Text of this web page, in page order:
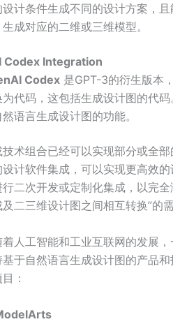
设计条件生成不同的设计方案，
成对应的二维或三维模型。
Codex Integration
Codex是GPT-3的衍生版本
为代码，这包括生成设计图的代
语言生成设计图的功能。
术组合已经可以实现部分或全
计软件集成，可以实现更高效
二次开发或定制化集成，以完
二三维设计图之间相互转换”的需
人工智能和工业互联网的发展
于自然语言生成设计图的产品
：